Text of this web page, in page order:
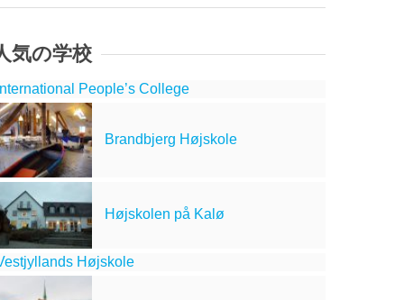
気の学校
People’s College
Brandbjerg Højskole
Højskolen på Kalø
Højskole